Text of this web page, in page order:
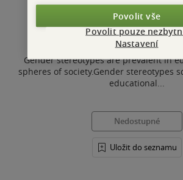
Karen Jones
0.0
z
5
hvězdiček
měkká vazba
Gender stereotypes are prevalent in
spheres of society.Gender stereotypes
educational...
Nedostupné
Uložit do seznamu
Povolit vše
Povolit pouze
Nastavení